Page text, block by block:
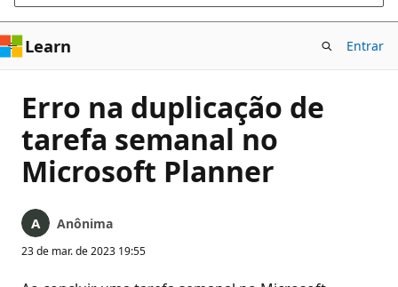
Learn Entrar
Erro na duplicação de
tarefa semanal no
Microsoft Planner
Anônima
23 de mar. de 2023 19:55